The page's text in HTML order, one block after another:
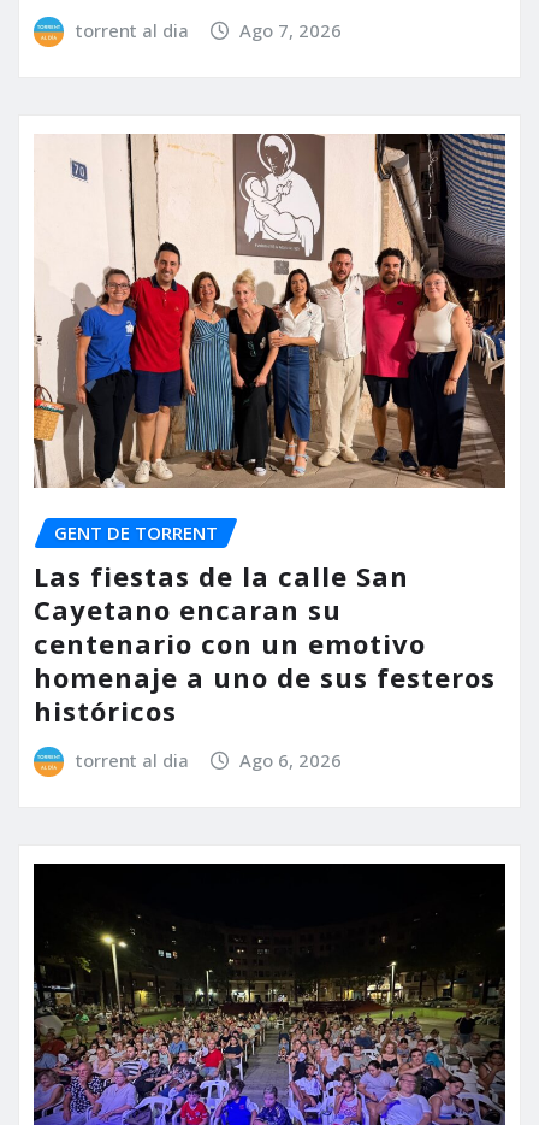
torrent al dia Ago 7, 2026
GENT DE TORRENT
Las fiestas de la calle San
Cayetano encaran su
centenario con un emotivo
homenaje a uno de sus festeros
históricos
torrent al dia Ago 6, 2026